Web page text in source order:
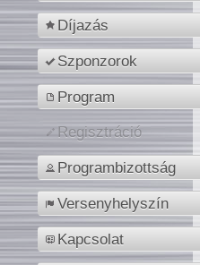
Díjazás
Szponzorok
Program
Regisztráció
Programbizottság
Versenyhelyszín
Kapcsolat